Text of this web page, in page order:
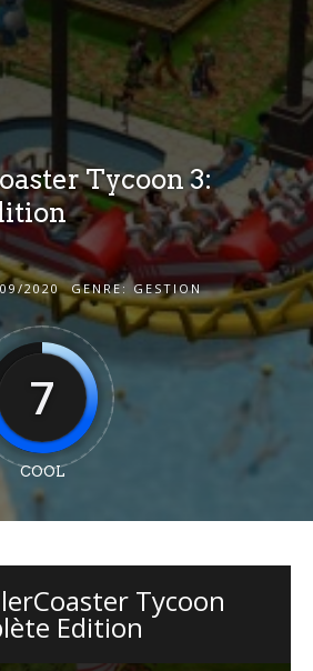
Tycoon 3:
2020 GENRE: GESTION
7
COOL
Tycoon
Edition